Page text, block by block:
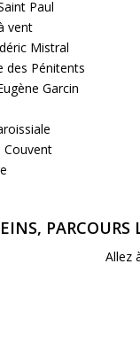
Paul
vent
Mistral
des Pénitents
Garcin
Couvent
PARCOURS
Allez